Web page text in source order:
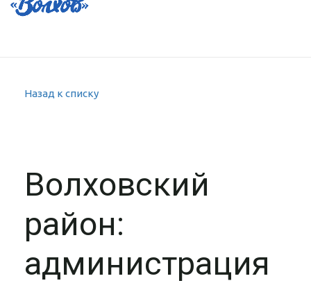
Назад к списку
Волховский
район:
администрация